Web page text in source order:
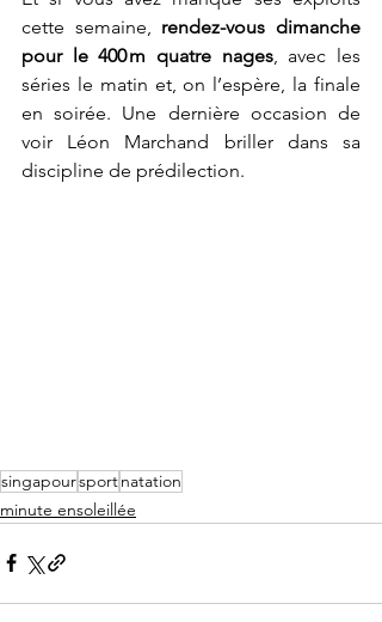
cette semaine, rendez-vous dimanche
pour le 400 m quatre nages, avec les
séries le matin et, on l’espère, la finale
en soirée. Une dernière occasion de
voir Léon Marchand briller dans sa
discipline de prédilection.
singapoursportnatation
minute ensoleillée